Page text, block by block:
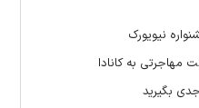
نیویورک
مهاجرتی به کانادا
بگیرید